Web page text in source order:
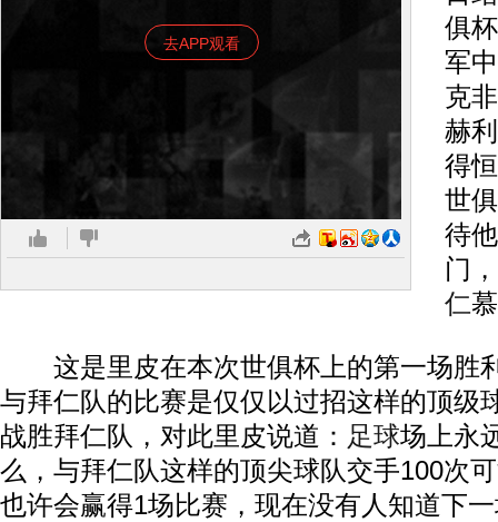
去APP观看
俱
军
克
赫
得
世
待
门
仁
这是里皮在本次世俱杯上的第一场胜
与拜仁队的比赛是仅仅以过招这样的顶级
战胜拜仁队，对此里皮说道： 足球场上永
么，与拜仁队这样的顶尖球队交手100次
也许会赢得1场比赛，现在没有人知道下